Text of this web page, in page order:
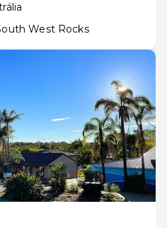
West Rocks